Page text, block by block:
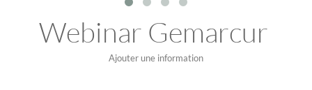
Webinar Gemarcur
Ajouter une information